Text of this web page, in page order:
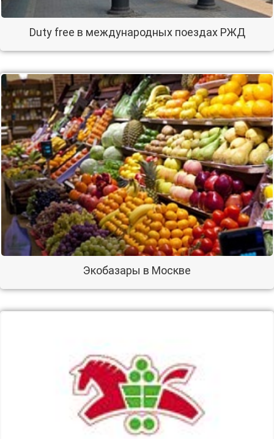
Duty free в международных поездах РЖД
Экобазары в Москве